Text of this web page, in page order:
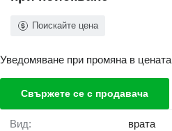
Поискайте цена
Уведомяване при промяна в цената
Свържете се с продавача
Вид: врата